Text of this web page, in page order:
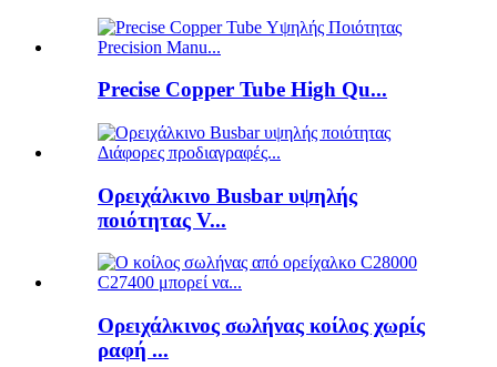
Precise Copper Tube High Qu...
Ορειχάλκινο Busbar υψηλής
ποιότητας V...
Ορειχάλκινος σωλήνας κοίλος χωρίς
ραφή ...